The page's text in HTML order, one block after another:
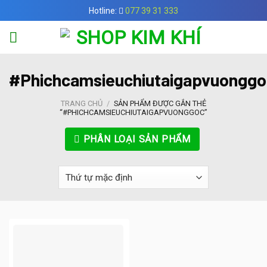
to
content
Hotline: 077 39 31 333
TRANG CHỦ / SẢN PHẨM ĐƯỢC GẮN THẺ
“#PHICHCAMSIEUCHIUTAIGAPVUONGGOC”
PHÂN LOẠI SẢN PHẨM